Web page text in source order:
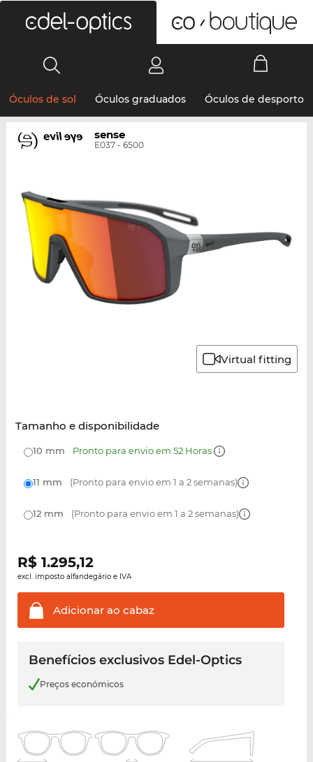
Óculos de sol Óculos graduados Óculos de desporto
sense
E037 - 6500
Virtual fitting
Tamanho e disponibilidade
10 mm Pronto para envio em 52 Horas
11 mm (Pronto para envio em 1 a 2 semanas)
12 mm (Pronto para envio em 1 a 2 semanas)
R$ 1.295,12
excl. imposto alfandegário e IVA
Adicionar ao cabaz
Benefícios exclusivos Edel-Optics
Preços económicos